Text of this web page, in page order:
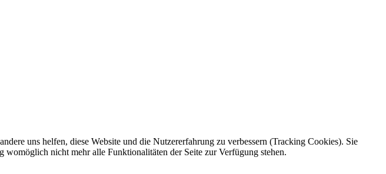
uns helfen, diese Website und die Nutzererfahrung zu verbessern (Tracking Cookies). Sie
womöglich nicht mehr alle Funktionalitäten der Seite zur Verfügung stehen.